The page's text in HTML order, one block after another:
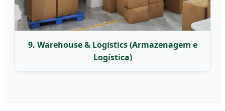
9. Warehouse & Logistics (Armazenagem e
Logística)